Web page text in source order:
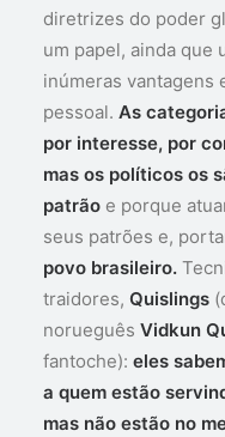
diretrizes do poder
um papel, ainda que
inúmeras vantagens
pessoal. As
por interesse, por
mas os políticos os
patrão e porque
seus patrões e,
povo brasileiro.
traidores, Quislings
norueguês Vidkun
fantoche): eles
a quem estão
mas não estão no